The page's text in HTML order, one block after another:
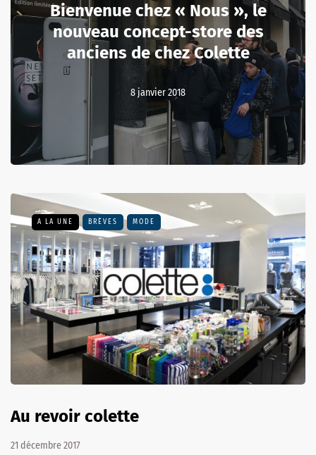
Bienvenue chez « Nous », le
nouveau concept-store des
anciens de chez Colette
8 janvier 2018
A LA UNE BRÈVES MODE
Au revoir colette
21 décembre 2017